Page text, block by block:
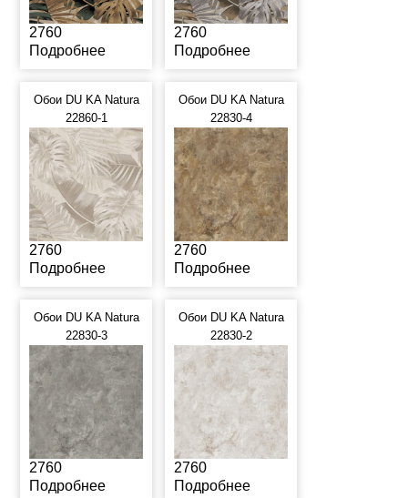
2760
Подробнее
2760
Подробнее
Обои DU KA Natura
22860-1
2760
Подробнее
Обои DU KA Natura
22830-4
2760
Подробнее
Обои DU KA Natura
22830-3
2760
Подробнее
Обои DU KA Natura
22830-2
2760
Подробнее